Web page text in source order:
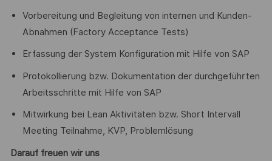
Vorbereitung und Begleitung von internen und Kunden-
Abnahmen (Factory Acceptance Tests)
Erfassung der System Konfiguration mit Hilfe von SAP
Protokollierung bzw. Dokumentation der durchgeführten
Arbeitsschritte mit Hilfe von SAP
Mitwirkung bei Lean Aktivitäten bzw. Short Intervall
Meeting Teilnahme, KVP, Problemlösung
Darauf freuen wir uns